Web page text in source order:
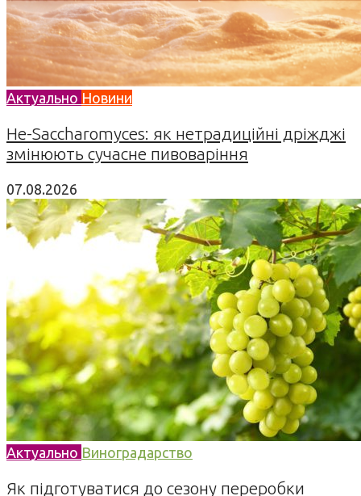
Актуально Новини
Не-Saccharomyces: як нетрадиційні дріжджі
змінюють сучасне пивоваріння
07.08.2026
Актуально Виноградарство
Як підготуватися до сезону переробки